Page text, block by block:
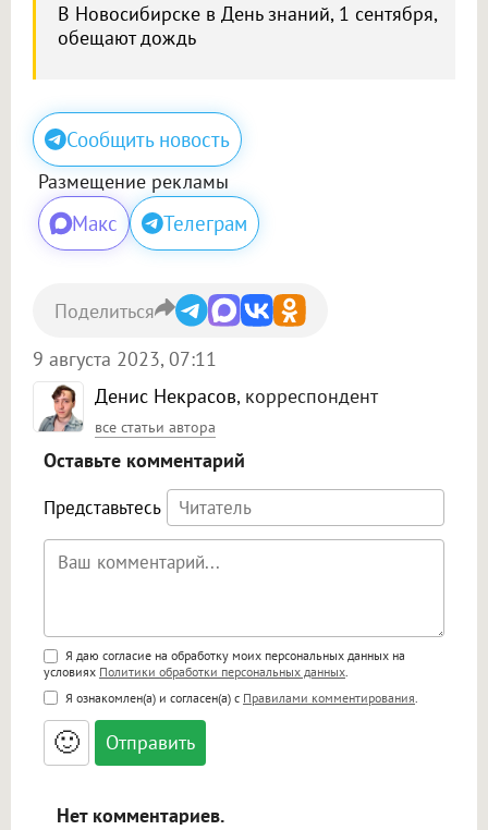
В Новосибирске в День знаний, 1 сентября,
обещают дождь
Сообщить новость
Размещение рекламы
Макс Телеграм
Денис Некрасов, корреспондент
все статьи автора
9 августа 2023, 07:11
Поделиться
Оставьте комментарий
Представьтесь
Поддержка HTML
<b>, <strong>, <u>, <i>, <em>, <s>, <big>,
<small>, <sup>, <sub>, <pre>, <ul>, <ol>, <li>,
<blockquote>, <code> экранирует HTML,
адреса URL автоматически становятся
ссылками, и [img]адрес[/img] будет
Я даю согласие на обработку моих персональных данных на
условиях Политики обработки персональных данных
Я ознакомлен(а) и согласен(а) с Правилами комментирования
🙂
Нет комментариев.